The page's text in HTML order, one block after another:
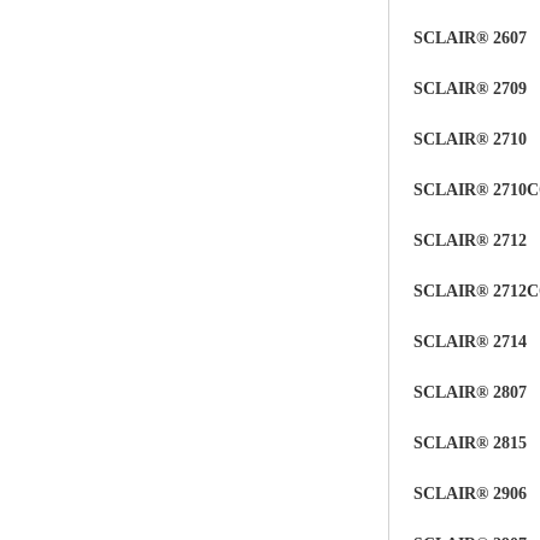
SCLAIR® 2607
SCLAIR® 2709
SCLAIR® 2710
SCLAIR®
SCLAIR® 2712
SCLAIR®
SCLAIR® 2714
SCLAIR® 2807
SCLAIR® 2815
SCLAIR® 2906